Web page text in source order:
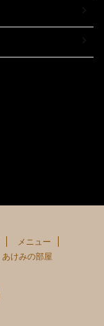
メニュー
あけみの部屋